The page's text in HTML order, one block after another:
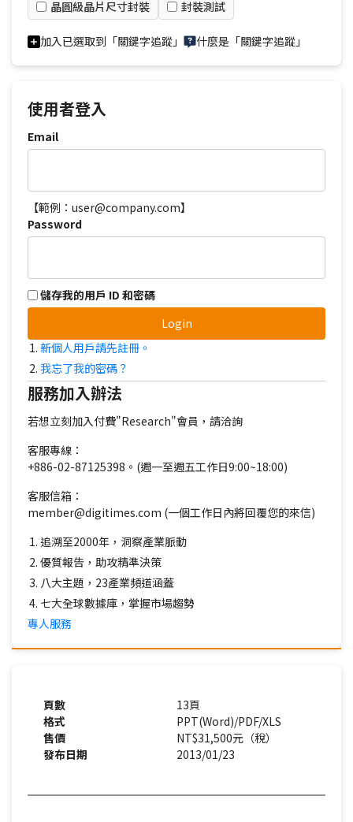
晶圓級晶片尺寸封裝 封裝測試
加入已選取到「關鍵字追蹤」 什麼是「關鍵字追蹤」
使用者登入
Email
【範例：user@company.com】
Password
儲存我的用戶 ID 和密碼
Login
新個人用戶請先註冊。
我忘了我的密碼？
服務加入辦法
若想立刻加入付費"Research"會員，請洽詢
客服專線：
+886-02-87125398。(週一至週五工作日9:00~18:00)
客服信箱：
member@digitimes.com (一個工作日內將回覆您的來信)
追溯至2000年，洞察產業脈動
優質報告，助攻精準決策
八大主題，23產業頻道涵蓋
七大全球數據庫，掌握市場趨勢
專人服務
頁數
13頁
格式
PPT(Word)/PDF/XLS
售價
NT$31,500元（稅）
發布日期
2013/01/23